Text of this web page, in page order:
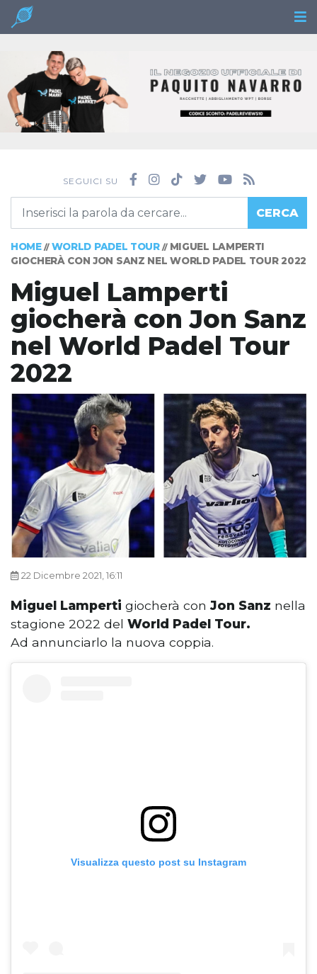
SEGUICI SU
CERCA
HOME// WORLD PADEL TOUR// MIGUEL LAMPERTI
GIOCHERÀ CON JON SANZ NEL WORLD PADEL TOUR 2022
Miguel Lamperti
giocherà con Jon Sanz
nel World Padel Tour
2022
22 Dicembre 2021, 16:11
Miguel Lamperti giocherà conJon Sanz nella
stagione 2022 del World Padel Tour.
Ad annunciarlo la nuova coppia.
Visualizza questo post su Instagram